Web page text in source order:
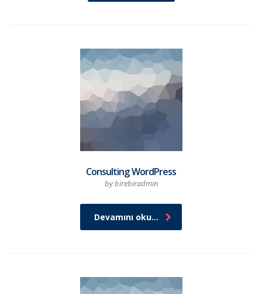
Consulting WordPress
by birebiradmin
Devamını oku...